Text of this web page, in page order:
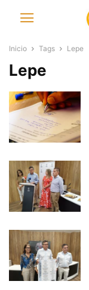
Inicio Tags Lepe
Lepe